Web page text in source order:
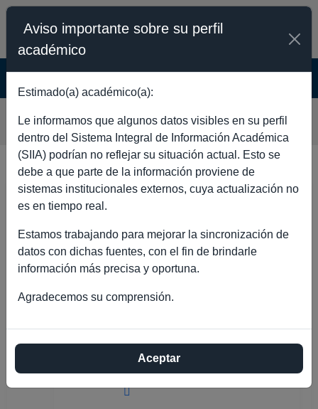
ACADÉMICA - PÚBLICO
GRISELDA VALDEZ MAGAÑA
Máximo nivel de
Aviso importante sobre su perfil
académico
Estimado(a) académico(a):
Le informamos que algunos datos visibles en su perfil
dentro del Sistema Integral de Información Académica
(SIIA) podrían no reflejar su situación actual. Esto se
debe a que parte de la información proviene de
sistemas institucionales externos, cuya actualización no
es en tiempo real.
Estamos trabajando para mejorar la sincronización de
datos con dichas fuentes, con el fin de brindarle
información más precisa y oportuna.
Agradecemos su comprensión.
Aceptar